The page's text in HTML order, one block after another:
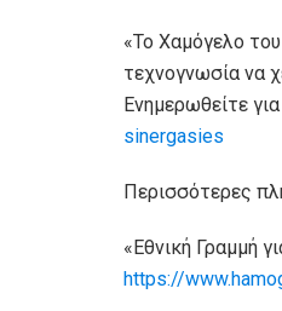
«Το Χαμόγελο
τεχνογνωσία να
Ενημερωθείτε
sinergasies
Περισσότερες
«Εθνική Γραμμή
https://